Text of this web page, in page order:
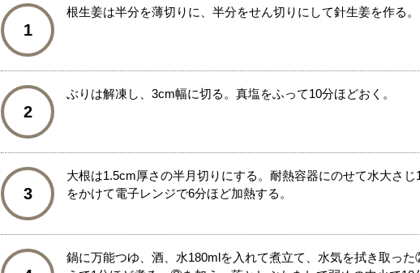
1
根生姜は半分を薄切りに、半分をせん切りにして針生姜を作る。
2
ぶりは解凍し、3cm幅に切る。真塩をふって10分ほどおく。
3
大根は1.5cm厚さの半月切りにする。耐熱容器にのせて水大さ
をかけて電子レンジで6分ほど加熱する。
鍋に万能つゆ、酒、水180mlを入れて煮立て、水気を拭き取っ